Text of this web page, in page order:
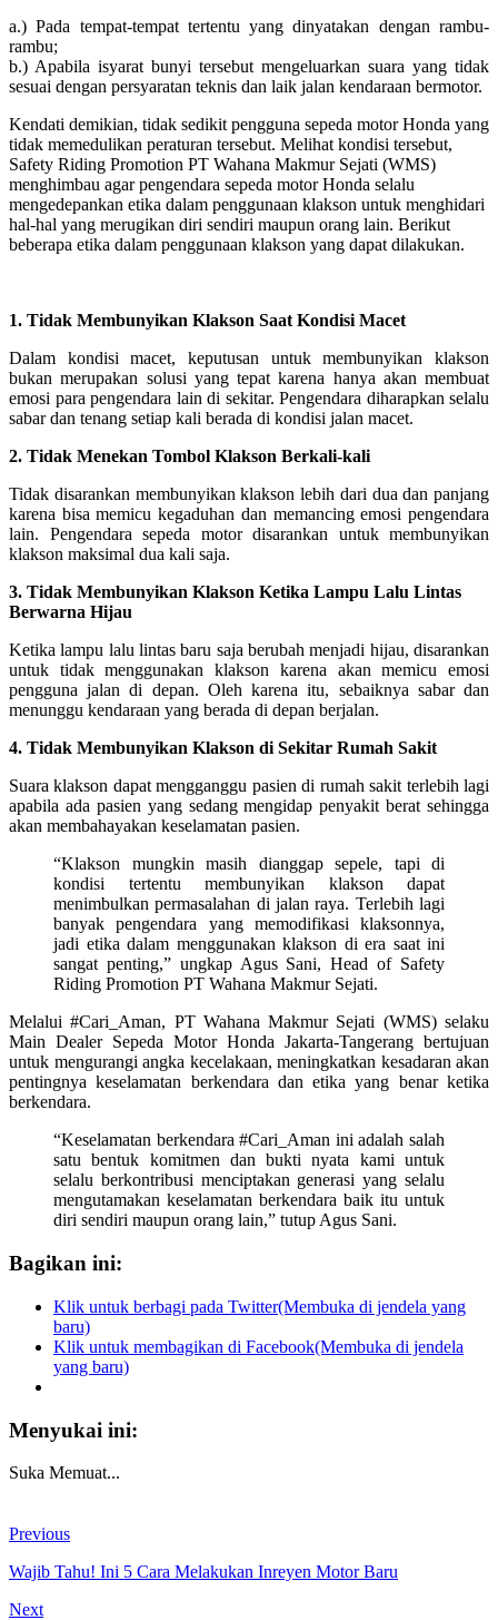
a.) Pada tempat-tempat tertentu yang dinyatakan dengan rambu-
rambu;
b.) Apabila isyarat bunyi tersebut mengeluarkan suara yang tidak
sesuai dengan persyaratan teknis dan laik jalan kendaraan bermotor.
Kendati demikian, tidak sedikit pengguna sepeda motor Honda yang
tidak memedulikan peraturan tersebut. Melihat kondisi tersebut,
Safety Riding Promotion PT Wahana Makmur Sejati (WMS)
menghimbau agar pengendara sepeda motor Honda selalu
mengedepankan etika dalam penggunaan klakson untuk menghidari
hal-hal yang merugikan diri sendiri maupun orang lain. Berikut
beberapa etika dalam penggunaan klakson yang dapat dilakukan.
1. Tidak Membunyikan Klakson Saat Kondisi Macet
Dalam kondisi macet, keputusan untuk membunyikan klakson
bukan merupakan solusi yang tepat karena hanya akan membuat
emosi para pengendara lain di sekitar. Pengendara diharapkan selalu
sabar dan tenang setiap kali berada di kondisi jalan macet.
2. Tidak Menekan Tombol Klakson Berkali-kali
Tidak disarankan membunyikan klakson lebih dari dua dan panjang
karena bisa memicu kegaduhan dan memancing emosi pengendara
lain. Pengendara sepeda motor disarankan untuk membunyikan
klakson maksimal dua kali saja.
3. Tidak Membunyikan Klakson Ketika Lampu Lalu Lintas
Berwarna Hijau
Ketika lampu lalu lintas baru saja berubah menjadi hijau, disarankan
untuk tidak menggunakan klakson karena akan memicu emosi
pengguna jalan di depan. Oleh karena itu, sebaiknya sabar dan
menunggu kendaraan yang berada di depan berjalan.
4. Tidak Membunyikan Klakson di Sekitar Rumah Sakit
Suara klakson dapat mengganggu pasien di rumah sakit terlebih lagi
apabila ada pasien yang sedang mengidap penyakit berat sehingga
akan membahayakan keselamatan pasien.
“Klakson mungkin masih dianggap sepele, tapi di
kondisi tertentu membunyikan klakson dapat
menimbulkan permasalahan di jalan raya. Terlebih lagi
banyak pengendara yang memodifikasi klaksonnya,
jadi etika dalam menggunakan klakson di era saat ini
sangat penting,” ungkap Agus Sani, Head of Safety
Riding Promotion PT Wahana Makmur Sejati.
Melalui #Cari_Aman, PT Wahana Makmur Sejati (WMS) selaku
Main Dealer Sepeda Motor Honda Jakarta-Tangerang bertujuan
untuk mengurangi angka kecelakaan, meningkatkan kesadaran akan
pentingnya keselamatan berkendara dan etika yang benar ketika
berkendara.
“Keselamatan berkendara #Cari_Aman ini adalah salah
satu bentuk komitmen dan bukti nyata kami untuk
selalu berkontribusi menciptakan generasi yang selalu
mengutamakan keselamatan berkendara baik itu untuk
diri sendiri maupun orang lain,” tutup Agus Sani.
Bagikan ini:
Klik untuk berbagi pada Twitter(Membuka di jendela yang
baru)
Klik untuk membagikan di Facebook(Membuka di jendela
yang baru)
Menyukai ini:
Suka Memuat...
Previous
Wajib Tahu! Ini 5 Cara Melakukan Inreyen Motor Baru
Next